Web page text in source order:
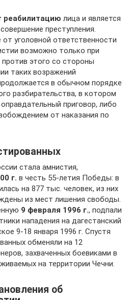
реабилитацию лица и является
преступления.
уголовной ответственности
возможно только при
этого со стороны
таких возражений
в обычном порядке
разбирательства, в котором
приговор, либо
от наказания по
стала амнистия,
г. в честь 55-летия Победы: в
на 877 тыс. человек, из них
из мест лишения свободы.
9 февраля 1996 г., подпали
нападения на дагестанский
9-18 января 1996 г. Спустя
обменяли на 12
захваченных боевиками в
на территории Чечни.
об